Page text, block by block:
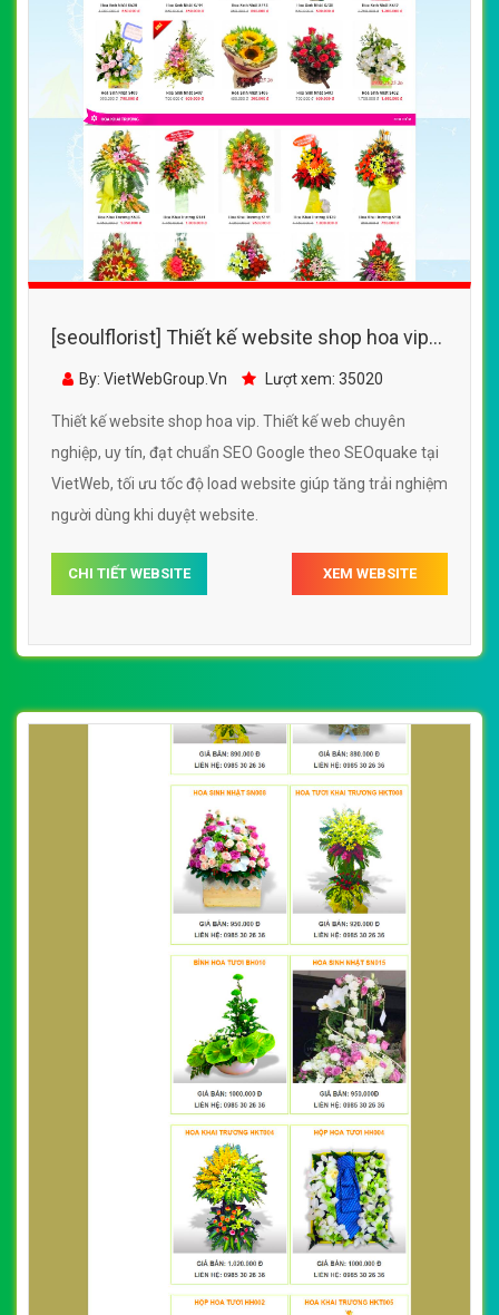
[seoulflorist] Thiết kế website shop hoa vip
đẹp, chuyên nghiệp chuẩn SEO
By: VietWebGroup.Vn Lượt xem: 35020
Thiết kế website shop hoa vip. Thiết kế web chuyên
nghiệp, uy tín, đạt chuẩn SEO Google theo SEOquake tại
VietWeb, tối ưu tốc độ load website giúp tăng trải nghiệm
người dùng khi duyệt website.
CHI TIẾT WEBSITE XEM WEBSITE